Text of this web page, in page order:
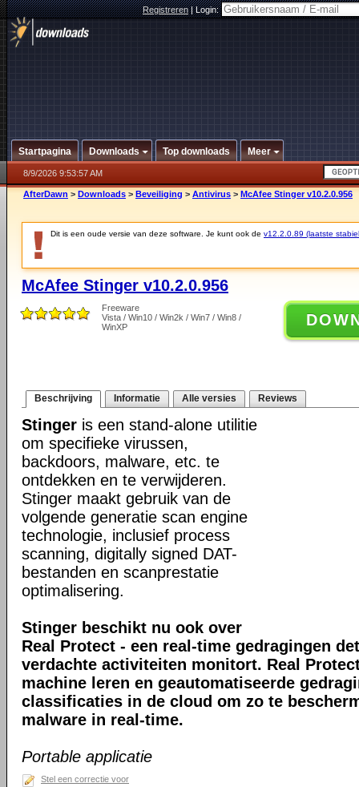
Registreren|Login:
Startpagina Downloads Top downloads Meer
8/9/2026 9:53:57 AM
AfterDawn > Downloads > Beveiliging > Antivirus > McAfee Stinger v10.2.0.956
Dit is een oude versie van deze software. Je kunt ook de v12.2.0.89 (laatste
McAfee Stinger v10.2.0.956
Freeware
Vista / Win10 / Win2k / Win7 / Win8 /
WinXP
Beschrijving Informatie Alle versies Reviews
Stinger is een stand-alone utilitie
om specifieke virussen,
backdoors, malware, etc. te
ontdekken en te verwijderen.
Stinger maakt gebruik van de
volgende generatie scan engine
technologie, inclusief process
scanning, digitally signed DAT-
bestanden en scanprestatie
optimalisering.
Stinger beschikt nu ook over
Real Protect - een real-time gedragingen
verdachte activiteiten monitort. Real
machine leren en geautomatiseerde
classificaties in de cloud om zo te
malware in real-time.
Portable applicatie
Stel een correctie voor